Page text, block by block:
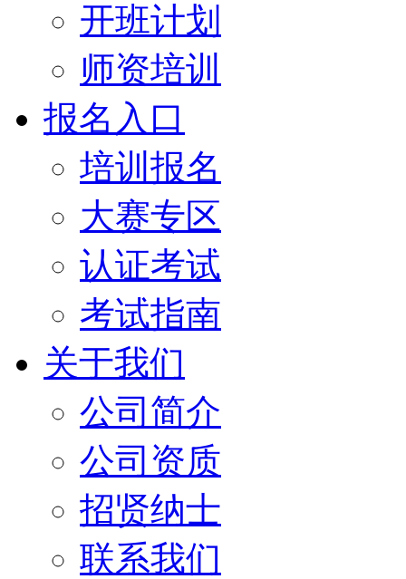
开班计划
师资培训
报名入口
培训报名
大赛专区
认证考试
考试指南
关于我们
公司简介
公司资质
招贤纳士
联系我们